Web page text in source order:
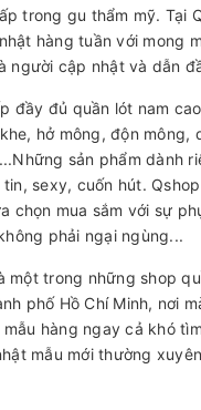
trong gu thẩm mỹ. Tại
hàng tuần với mong
người cập nhật và dẫn
đầy đủ quần lót nam
hở mông, độn mông,
sản phẩm dành
sexy, cuốn hút.
chọn mua sắm với sự
phải ngại ngùng...
một trong những shop
phố Hồ Chí Minh, nơi
hàng ngay cả khó
mẫu mới thường